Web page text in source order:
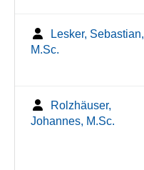
Lesker, Sebastian,
M.Sc.
Rolzhäuser,
Johannes, M.Sc.